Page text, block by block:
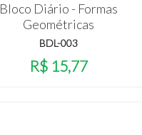
Bloco Diário - Formas
Geométricas
BDL-003
R$ 15,77